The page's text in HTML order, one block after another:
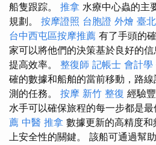
船隻跟踪。 推拿 水療中心蟲的主
規劃。 按摩證照 台胞證 外燴 臺北
台中西屯區按摩推薦 有了手頭的
家可以將他們的決策基於良好的
提高效率。 整復師 記帳士 會計學
確的數據和船舶的當前移動，路
測的任務。 按摩 新竹 整復 經驗
水手可以確保旅程的每一步都是最
薦 中醫 推拿 數據更新的高精度
上安全性的關鍵。 該船可通過幫